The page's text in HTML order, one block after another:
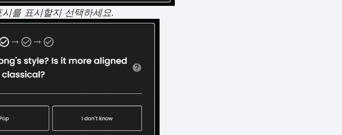
를 표시할지 선택하세요.